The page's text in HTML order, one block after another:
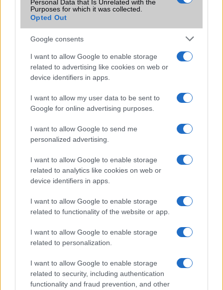
Personal Data that Is Unrelated with the
Purposes for which it was collected.
Opted Out
Google consents
I want to allow Google to enable storage
related to advertising like cookies on web or
device identifiers in apps.
I want to allow my user data to be sent to
Google for online advertising purposes.
I want to allow Google to send me
personalized advertising.
I want to allow Google to enable storage
related to analytics like cookies on web or
device identifiers in apps.
I want to allow Google to enable storage
related to functionality of the website or app.
I want to allow Google to enable storage
related to personalization.
I want to allow Google to enable storage
related to security, including authentication
functionality and fraud prevention, and other
TELEFONOK GYORSLISTA
Márka :
HÍRLEVÉL
Feliratkozás a Telefonguru ingyenes hírlevelére
webhelyet a reCAPTCHA védi. A Googleadatvédelmi irányelveés a
szolgáltatási feltételekérvényesek.
Korábbi hírlevelek